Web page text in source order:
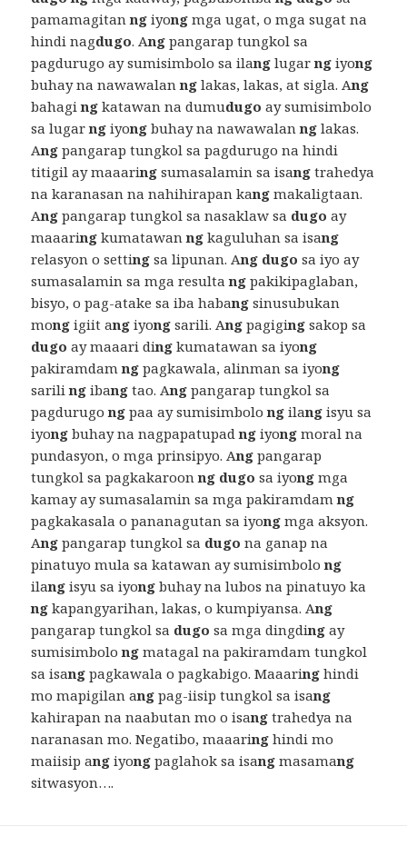
pamamagitanng iyong mga ugat, o mga sugat na
hindi nagdugo. Ang pangarap tungkol sa
pagdurugo ay sumisimbolo sa ilang lugarng iyong
buhay na nawawalanng lakas, lakas, at sigla. Ang
bahaging katawan na dumudugo ay sumisimbolo
sa lugarng iyong buhay na nawawalanng lakas.
Ang pangarap tungkol sa pagdurugo na hindi
titigil ay maaaring sumasalamin sa isang trahedya
na karanasan na nahihirapan kang makaligtaan.
Ang pangarap tungkol sa nasaklaw sa dugo ay
maaaring kumatawanng kaguluhan sa isang
relasyon o setting sa lipunan. Ang dugo sa iyo ay
sumasalamin sa mga resultang pakikipaglaban,
bisyo, o pag-atake sa iba habang sinusubukan
mong igiit ang iyong sarili. Ang pagiging sakop sa
dugo ay maaari ding kumatawan sa iyong
pakiramdamng pagkawala, alinman sa iyong
sariling ibang tao. Ang pangarap tungkol sa
pagdurugong paa ay sumisimbolong ilang isyu sa
iyong buhay na nagpapatupadng iyong moral na
pundasyon, o mga prinsipyo. Ang pangarap
tungkol sa pagkakaroonng dugo sa iyong mga
kamay ay sumasalamin sa mga pakiramdamng
pagkakasala o pananagutan sa iyong mga aksyon.
Ang pangarap tungkol sa dugo na ganap na
pinatuyo mula sa katawan ay sumisimbolong
ilang isyu sa iyong buhay na lubos na pinatuyo ka
ng kapangyarihan, lakas, o kumpiyansa. Ang
pangarap tungkol sa dugo sa mga dingding ay
sumisimbolong matagal na pakiramdam tungkol
sa isang pagkawala o pagkabigo. Maaaring hindi
mo mapigilan ang pag-iisip tungkol sa isang
kahirapan na naabutan mo o isang trahedya na
naranasan mo. Negatibo, maaaring hindi mo
maiisip ang iyong paglahok sa isang masamang
sitwasyon….